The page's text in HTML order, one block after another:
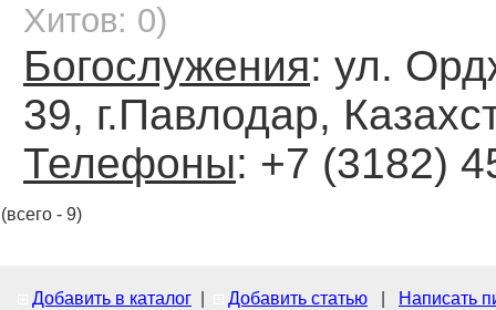
Хитов: 0)
Богослужения: ул.
39, г.Павлодар,
Телефоны: +7 (3182)
(всего - 9)
Добавить в каталог Добавить статью
Написать